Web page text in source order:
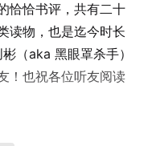
恰恰书评，共有二十
读物，也是迄今时长
（aka 黑眼罩杀手）
！也祝各位听友阅读